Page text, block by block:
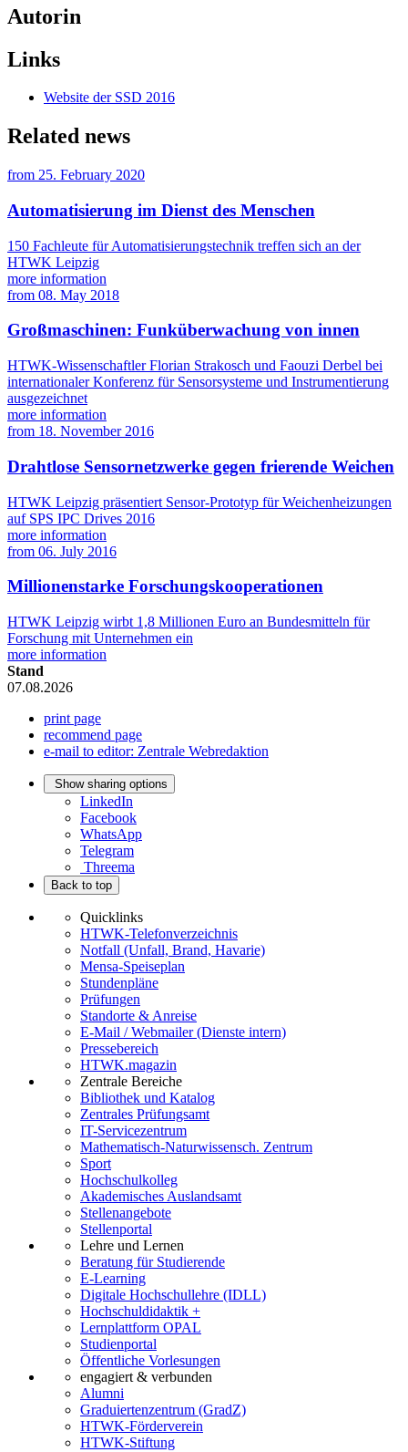
Autorin
Links
Website der SSD 2016
Related news
from 25. February 2020
Automatisierung im Dienst des Menschen
150 Fachleute für Automatisierungstechnik treffen sich an der
HTWK Leipzig
more information
from 08. May 2018
Großmaschinen: Funküberwachung von innen
HTWK-Wissenschaftler Florian Strakosch und Faouzi Derbel bei
internationaler Konferenz für Sensorsysteme und Instrumentierung
ausgezeichnet
more information
from 18. November 2016
Drahtlose Sensornetzwerke gegen frierende Weichen
HTWK Leipzig präsentiert Sensor-Prototyp für Weichenheizungen
auf SPS IPC Drives 2016
more information
from 06. July 2016
Millionenstarke Forschungskooperationen
HTWK Leipzig wirbt 1,8 Millionen Euro an Bundesmitteln für
Forschung mit Unternehmen ein
more information
Stand
07.08.2026
print page
recommend page
e-mail to editor: Zentrale Webredaktion
Show sharing options
LinkedIn
Facebook
WhatsApp
Telegram
Threema
Back to top
Quicklinks
HTWK-Telefonverzeichnis
Notfall (Unfall, Brand, Havarie)
Mensa-Speiseplan
Stundenpläne
Prüfungen
Standorte & Anreise
E-Mail / Webmailer (Dienste intern)
Pressebereich
HTWK.magazin
Zentrale Bereiche
Bibliothek und Katalog
Zentrales Prüfungsamt
IT-Servicezentrum
Mathematisch-Naturwissensch. Zentrum
Sport
Hochschulkolleg
Akademisches Auslandsamt
Stellenangebote
Stellenportal
Lehre und Lernen
Beratung für Studierende
E-Learning
Digitale Hochschullehre (IDLL)
Hochschuldidaktik +
Lernplattform OPAL
Studienportal
Öffentliche Vorlesungen
engagiert & verbunden
Alumni
Graduiertenzentrum (GradZ)
HTWK-Förderverein
HTWK-Stiftung